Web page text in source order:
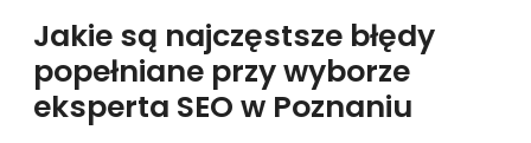
Jakie są najczęstsze błędy
popełniane przy wyborze
eksperta SEO w Poznaniu